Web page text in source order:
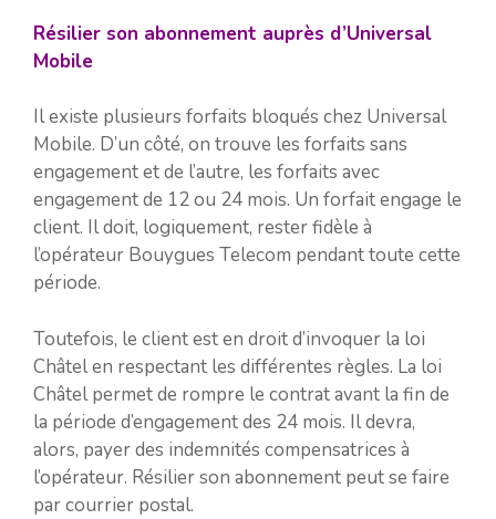
Résilier son abonnement auprès d’Universal
Mobile
Il existe plusieurs forfaits bloqués chez Universal
Mobile. D’un côté, on trouve les forfaits sans
engagement et de l’autre, les forfaits avec
engagement de 12 ou 24 mois. Un forfait engage le
client. Il doit, logiquement, rester fidèle à
l’opérateur Bouygues Telecom pendant toute cette
période.
Toutefois, le client est en droit d’invoquer la loi
Châtel en respectant les différentes règles. La loi
Châtel permet de rompre le contrat avant la fin de
la période d’engagement des 24 mois. Il devra,
alors, payer des indemnités compensatrices à
l’opérateur. Résilier son abonnement peut se faire
par courrier postal.